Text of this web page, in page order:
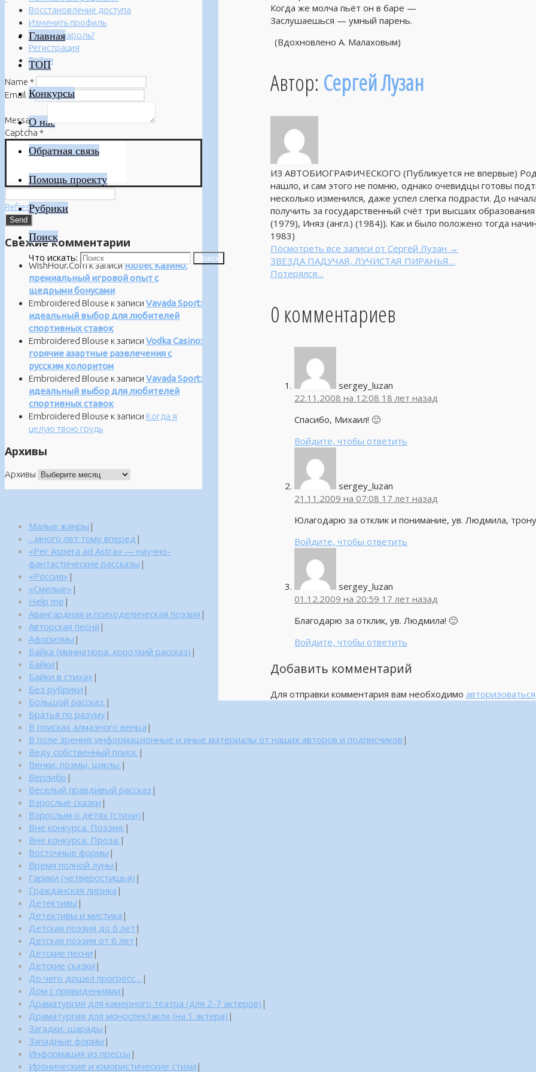
Главная
ТОП
Конкурсы
О нас
Обратная связь
Помощь проекту
Рубрики
Поиск
Что искать: Поиск
Когда же молча пьёт он в баре —
Заслушаешься — умный парень.
(Вдохновлено А. Малаховым)
Автор: Сергей Лузан
ИЗ АВТОБИОГРАФИЧЕСКОГО (Публикуется не впервые)
нашло, и сам этого не помню, однако очевидцы готовы
несколько изменился, даже успел слегка подрасти. До
получить за государственный счёт три высших
(1979), Иняз (англ.) (1984)). Как и было положено тогда
1983)
Посмотреть все записи от Сергей Лузан →
ЗВЕЗДА ПАДУЧАЯ, ЛУЧИСТАЯ ПИРАНЬЯ…
Потерялся…
0 комментариев
sergey_luzan
22.11.2008 на 12:08 18 лет назад
Спасибо, Михаил! 🙂
Войдите, чтобы ответить
sergey_luzan
21.11.2009 на 07:08 17 лет назад
Юлагодарю за отклик и понимание, ув. Людмила,
Войдите, чтобы ответить
sergey_luzan
01.12.2009 на 20:59 17 лет назад
Благодарю за отклик, ув. Людмила! 🙂
Войдите, чтобы ответить
Добавить комментарий
Для отправки комментария вам необходимо авторизоваться
Восстановление доступа
Изменить профиль
Забыли пароль?
Регистрация
Войти
Name *
Email *
Message*
Captcha *
Refresh
Свежие комментарии
WishHour.Comк записиRiobet Казино:
премиальный игровой опыт с
щедрыми бонусами
Embroidered Blouse к записи Vavada Sport:
идеальный выбор для любителей
спортивных ставок
Embroidered Blouse к записи Vodka Casino:
горячие азартные развлечения с
русским колоритом
Embroidered Blouse к записи Vavada Sport:
идеальный выбор для любителей
спортивных ставок
Embroidered Blouse к записи Когда я
целую твою грудь
Архивы
Архивы
Малые жанры |
…много лет тому вперед |
«Per Aspera ad Astra» — научно-
фантастические рассказы |
«Россия» |
«Смелые» |
Help me |
Авангардная и психоделическая поэзия |
Авторская песня |
Афоризмы |
Байка (миниатюра, короткий рассказ) |
Байки |
Байки в стихах |
Без рубрики |
Большой рассказ. |
Братья по разуму|
В поисках алмазного венца |
В поле зрения: информационные и иные материалы от наших авторов и подписчиков |
Веду собственный поиск. |
Венки, поэмы, циклы. |
Верлибр |
Веселый правдивый рассказ |
Взрослые сказки |
Взрослым о детях (стихи) |
Вне конкурса. Поэзия. |
Вне конкурса. Проза. |
Восточные формы |
Время полной луны |
Гарики (четверостишья) |
Гражданская лирика |
Детективы |
Детективы и мистика |
Детская поэзия до 6 лет |
Детская поэзия от 6 лет |
Детские песни |
Детские сказки |
До чего дошел прогресс… |
Дом с привидениями |
Драматургия для камерного театра (для 2-7 актеров) |
Драматургия для моноспектакля (на 1 актера) |
Загадки, шарады |
Западные формы |
Информация из прессы |
Иронические и юмористические стихи |